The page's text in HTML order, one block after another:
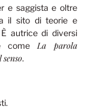
e saggista e oltre
il sito di teorie e
autrice di diversi
come La parola
.